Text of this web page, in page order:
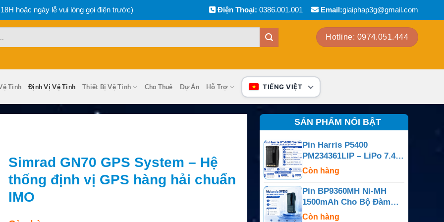
hoặc ngày lễ vui lòng gọi điện trước) Điện Thoại: 0386.001.001 Email:giaiphap3g@gmail.com
Hotline: 0974.051.444
Tinh Định Vị Vệ Tinh Thiết Bị Vệ Tinh Cho Thuê Dự Án Hỗ Trợ TIẾNG VIỆT
Simrad GN70 GPS System – Hệ
thống định vị GPS hàng hải chuẩn
IMO
SẢN PHẨM NỔI BẬT
Pin Harris P5400
PM234361LIP – LiPo 7.4V
4100mAh
Còn hàng
Pin BP9360MH Ni-MH
1500mAh Cho Bộ Đàm
Motorola GP350
Còn hàng